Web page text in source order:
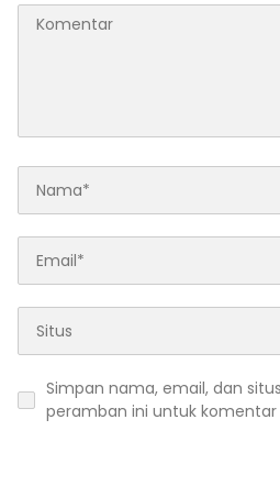
Simpan nama, email, dan
peramban ini untuk komentar